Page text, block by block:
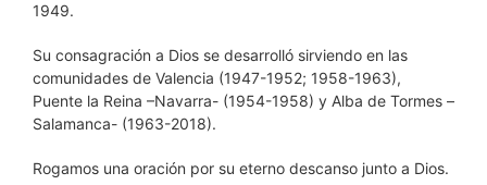
1949.
Su consagración a Dios se desarrolló sirviendo en las
comunidades de Valencia (1947-1952; 1958-1963),
Puente la Reina –Navarra- (1954-1958) y Alba de Tormes –
Salamanca- (1963-2018).
Rogamos una oración por su eterno descanso junto a Dios.